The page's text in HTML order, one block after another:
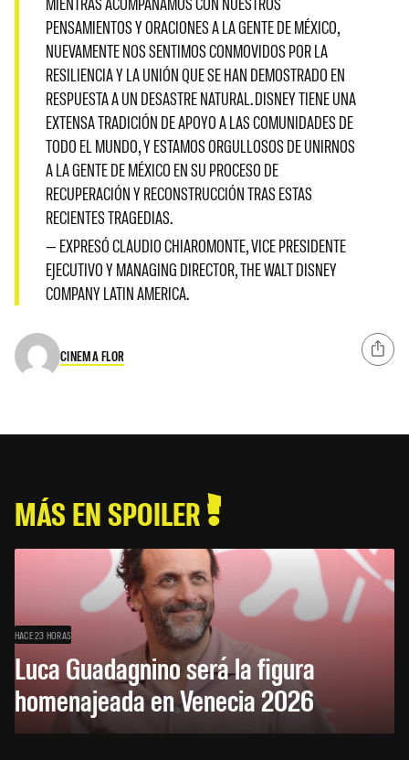
PENSAMIENTOS Y ORACIONES A LA GENTE DE MÉXICO,
NUEVAMENTE NOS SENTIMOS CONMOVIDOS POR LA
RESILIENCIA Y LA UNIÓN QUE SE HAN DEMOSTRADO EN
RESPUESTA A UN DESASTRE NATURAL. DISNEY TIENE UNA
EXTENSA TRADICIÓN DE APOYO A LAS COMUNIDADES DE
TODO EL MUNDO, Y ESTAMOS ORGULLOSOS DE UNIRNOS
A LA GENTE DE MÉXICO EN SU PROCESO DE
RECUPERACIÓN Y RECONSTRUCCIÓN TRAS ESTAS
RECIENTES TRAGEDIAS.
— EXPRESÓ CLAUDIO CHIAROMONTE, VICE PRESIDENTE
EJECUTIVO Y MANAGING DIRECTOR, THE WALT DISNEY
COMPANY LATIN AMERICA.
CINEMA FLOR
MÁS EN SPOILER
HACE 23 HORAS
Luca Guadagnino será la figura
homenajeada en Venecia 2026